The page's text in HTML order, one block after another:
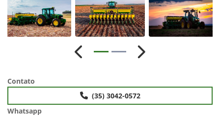
Anterior Próximo
Contato
(35) 3042-0572
Whatsapp